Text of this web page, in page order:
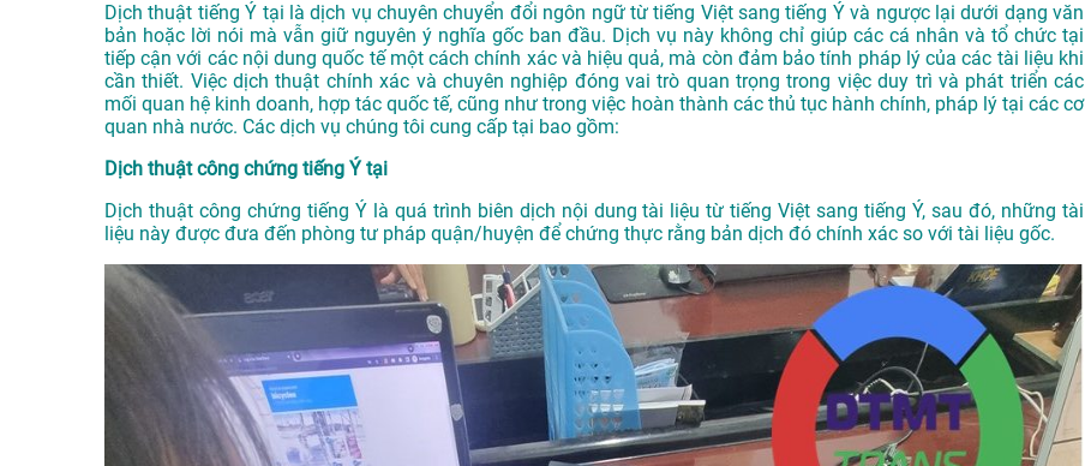
Dịch thuật tiếng Ý tại là dịch vụ chuyên chuyển đổi ngôn ngữ từ tiếng Việt sang tiếng Ý và ngược lại dưới dạng văn
bản hoặc lời nói mà vẫn giữ nguyên ý nghĩa gốc ban đầu. Dịch vụ này không chỉ giúp các cá nhân và tổ chức tại
tiếp cận với các nội dung quốc tế một cách chính xác và hiệu quả, mà còn đảm bảo tính pháp lý của các tài liệu khi
cần thiết. Việc dịch thuật chính xác và chuyên nghiệp đóng vai trò quan trọng trong việc duy trì và phát triển các
mối quan hệ kinh doanh, hợp tác quốc tế, cũng như trong việc hoàn thành các thủ tục hành chính, pháp lý tại các cơ
quan nhà nước. Các dịch vụ chúng tôi cung cấp tại bao gồm:
Dịch thuật công chứng tiếng Ý tại
Dịch thuật công chứng tiếng Ý là quá trình biên dịch nội dung tài liệu từ tiếng Việt sang tiếng Ý, sau đó, những tài
liệu này được đưa đến phòng tư pháp quận/huyện để chứng thực rằng bản dịch đó chính xác so với tài liệu gốc.